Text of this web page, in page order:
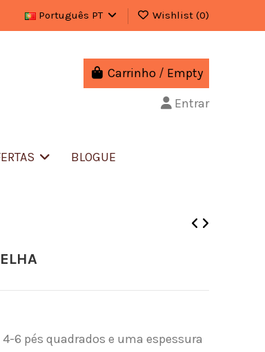
Português PT Wishlist (0)
Carrinho / Empty
Entrar
BLOGUE
6 pés quadrados e uma espessura